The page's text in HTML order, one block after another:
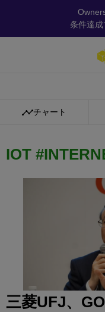
条件達成
チャート
IOT
三菱UFJ、